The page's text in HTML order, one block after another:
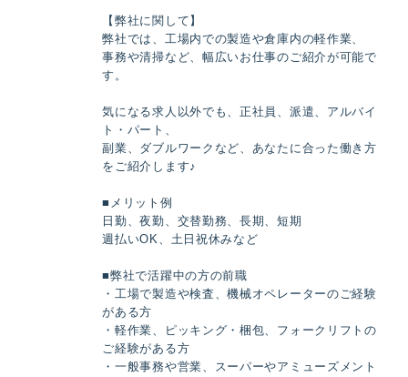
【弊社に関して】
弊社では、工場内での製造や倉庫内の軽作業、
事務や清掃など、幅広いお仕事のご紹介が可能で
す。
気になる求人以外でも、正社員、派遣、アルバイ
ト・パート、
副業、ダブルワークなど、あなたに合った働き方
をご紹介します♪
■メリット例
日勤、夜勤、交替勤務、長期、短期
週払いOK、土日祝休みなど
■弊社で活躍中の方の前職
・工場で製造や検査、機械オペレーターのご経験
がある方
・軽作業、ピッキング・梱包、フォークリフトの
ご経験がある方
・一般事務や営業、スーパーやアミューズメント